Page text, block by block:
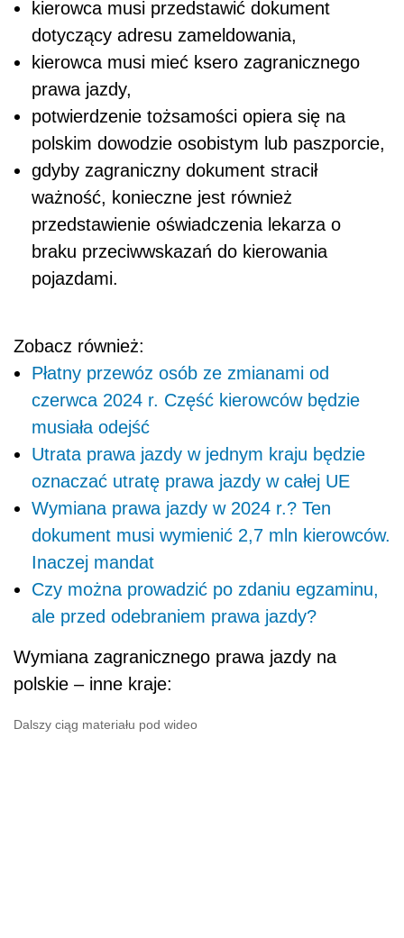
kierowca musi przedstawić dokument
dotyczący adresu zameldowania,
kierowca musi mieć ksero zagranicznego
prawa jazdy,
potwierdzenie tożsamości opiera się na
polskim dowodzie osobistym lub paszporcie,
gdyby zagraniczny dokument stracił
ważność, konieczne jest również
przedstawienie oświadczenia lekarza o
braku przeciwwskazań do kierowania
pojazdami.
Zobacz również:
Płatny przewóz osób ze zmianami od
czerwca 2024 r. Część kierowców będzie
musiała odejść
Utrata prawa jazdy w jednym kraju będzie
oznaczać utratę prawa jazdy w całej UE
Wymiana prawa jazdy w 2024 r.? Ten
dokument musi wymienić 2,7 mln kierowców.
Inaczej mandat
Czy można prowadzić po zdaniu egzaminu,
ale przed odebraniem prawa jazdy?
Wymiana zagranicznego prawa jazdy na
polskie – inne kraje:
Dalszy ciąg materiału pod wideo